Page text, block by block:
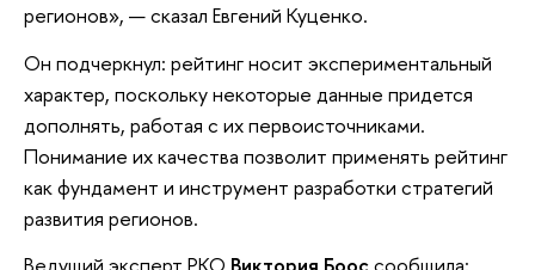
регионов», — сказал Евгений Куценко.
Он подчеркнул: рейтинг носит экспериментальный
характер, поскольку некоторые данные придется
дополнять, работая с их первоисточниками.
Понимание их качества позволит применять рейтинг
как фундамент и инструмент разработки стратегий
развития регионов.